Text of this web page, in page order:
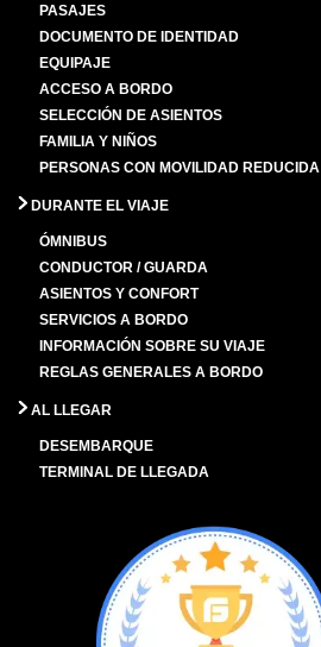
PASAJES
DOCUMENTO DE IDENTIDAD
EQUIPAJE
ACCESO A BORDO
SELECCIÓN DE ASIENTOS
FAMILIA Y NIÑOS
PERSONAS CON MOVILIDAD REDUCIDA
DURANTE EL VIAJE
ÓMNIBUS
CONDUCTOR / GUARDA
ASIENTOS Y CONFORT
SERVICIOS A BORDO
INFORMACIÓN SOBRE SU VIAJE
REGLAS GENERALES A BORDO
AL LLEGAR
DESEMBARQUE
TERMINAL DE LLEGADA